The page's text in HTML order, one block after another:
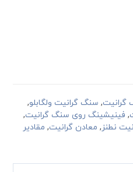
گرانیت, سنگ گرانیت ولگابلو,
, فینیشینگ روی سنگ گرانیت,
نطنز, معادن گرانیت, مقادیر